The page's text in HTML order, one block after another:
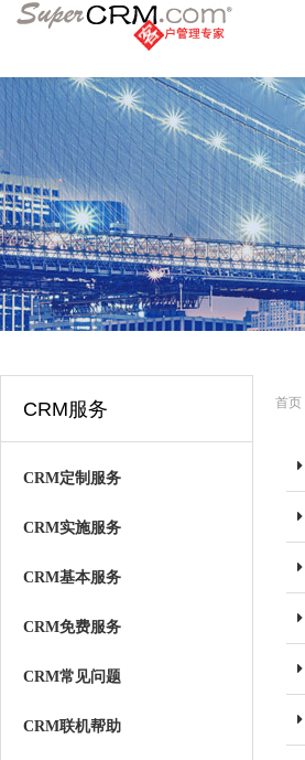
CRM服务
CRM定制服务
CRM实施服务
CRM基本服务
CRM免费服务
CRM常见问题
CRM联机帮助
首页